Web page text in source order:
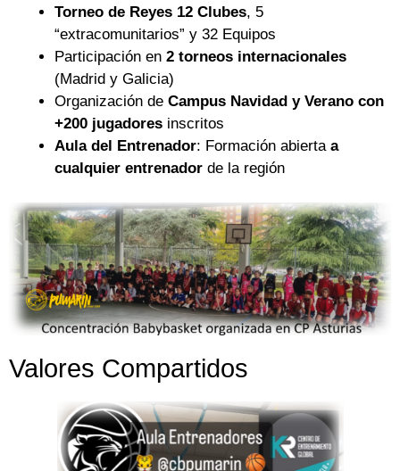
Torneo de Reyes 12 Clubes, 5
“extracomunitarios” y 32 Equipos
Participación en 2 torneos internacionales
(Madrid y Galicia)
Organización de Campus Navidad y Verano con
+200 jugadores inscritos
Aula del Entrenador: Formación abierta a
cualquier entrenador de la región
Valores Compartidos